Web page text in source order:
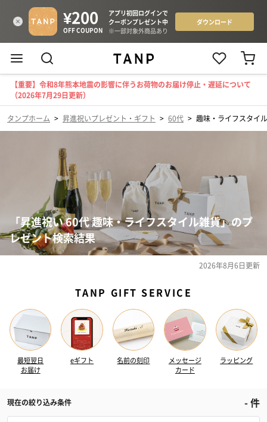
【重要】令和8年熊本地震の影響に伴うお荷物のお届け停止・遅延について
（2026年7月29日更新）
タンプホーム > 昇進祝いプレゼント・ギフト > 60代 > 趣味・ライフスタイ
「昇進祝い 60代 趣味・ライフスタイル雑貨」のプ
レゼント検索結果
2026年8月6日更新
TANP GIFT SERVICE
最短翌日
お届け
eギフト 名前の刻印
メッセージ
カード
ラッピング
現在の絞り込み条件 -件